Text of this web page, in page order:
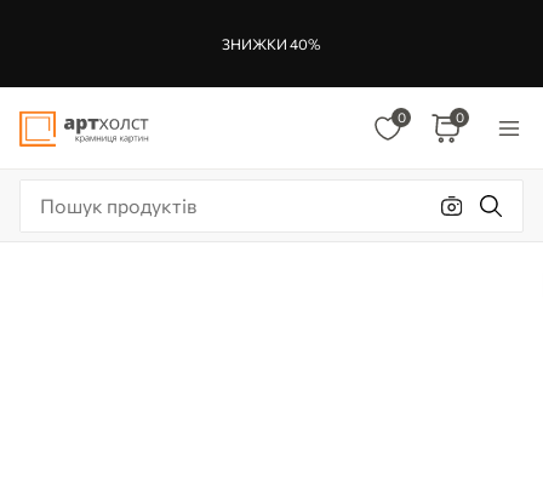
ЗНИЖКИ 40%
0 0